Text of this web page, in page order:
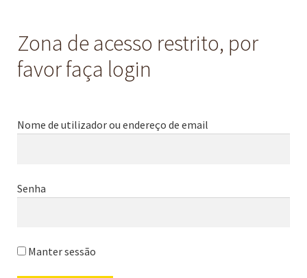
Zona de acesso restrito, por
favor faça login
Nome de utilizador ou endereço de email
Senha
Manter sessão